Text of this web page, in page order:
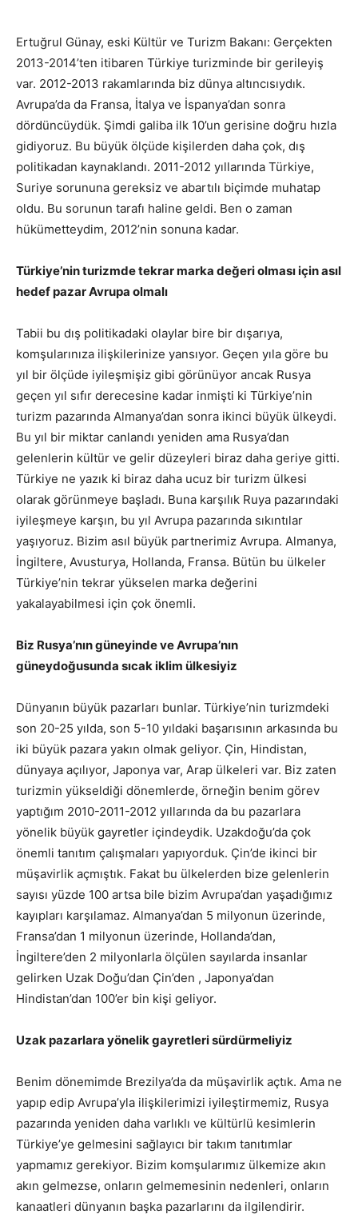
Ertuğrul Günay, eski Kültür ve Turizm Bakanı: Gerçekten
2013-2014’ten itibaren Türkiye turizminde bir gerileyiş
var. 2012-2013 rakamlarında biz dünya altıncısıydık.
Avrupa’da da Fransa, İtalya ve İspanya’dan sonra
dördüncüydük. Şimdi galiba ilk 10’un gerisine doğru hızla
gidiyoruz. Bu büyük ölçüde kişilerden daha çok, dış
politikadan kaynaklandı. 2011-2012 yıllarında Türkiye,
Suriye sorununa gereksiz ve abartılı biçimde muhatap
oldu. Bu sorunun tarafı haline geldi. Ben o zaman
hükümetteydim, 2012’nin sonuna kadar.
Türkiye’nin turizmde tekrar marka değeri olması için asıl
hedef pazar Avrupa olmalı
Tabii bu dış politikadaki olaylar bire bir dışarıya,
komşularınıza ilişkilerinize yansıyor. Geçen yıla göre bu
yıl bir ölçüde iyileşmişiz gibi görünüyor ancak Rusya
geçen yıl sıfır derecesine kadar inmişti ki Türkiye’nin
turizm pazarında Almanya’dan sonra ikinci büyük ülkeydi.
Bu yıl bir miktar canlandı yeniden ama Rusya’dan
gelenlerin kültür ve gelir düzeyleri biraz daha geriye gitti.
Türkiye ne yazık ki biraz daha ucuz bir turizm ülkesi
olarak görünmeye başladı. Buna karşılık Ruya pazarındaki
iyileşmeye karşın, bu yıl Avrupa pazarında sıkıntılar
yaşıyoruz. Bizim asıl büyük partnerimiz Avrupa. Almanya,
İngiltere, Avusturya, Hollanda, Fransa. Bütün bu ülkeler
Türkiye’nin tekrar yükselen marka değerini
yakalayabilmesi için çok önemli.
Biz Rusya’nın güneyinde ve Avrupa’nın
güneydoğusunda sıcak iklim ülkesiyiz
Dünyanın büyük pazarları bunlar. Türkiye’nin turizmdeki
son 20-25 yılda, son 5-10 yıldaki başarısının arkasında bu
iki büyük pazara yakın olmak geliyor. Çin, Hindistan,
dünyaya açılıyor, Japonya var, Arap ülkeleri var. Biz zaten
turizmin yükseldiği dönemlerde, örneğin benim görev
yaptığım 2010-2011-2012 yıllarında da bu pazarlara
yönelik büyük gayretler içindeydik. Uzakdoğu’da çok
önemli tanıtım çalışmaları yapıyorduk. Çin’de ikinci bir
müşavirlik açmıştık. Fakat bu ülkelerden bize gelenlerin
sayısı yüzde 100 artsa bile bizim Avrupa’dan yaşadığımız
kayıpları karşılamaz. Almanya’dan 5 milyonun üzerinde,
Fransa’dan 1 milyonun üzerinde, Hollanda’dan,
İngiltere’den 2 milyonlarla ölçülen sayılarda insanlar
gelirken Uzak Doğu’dan Çin’den , Japonya’dan
Hindistan’dan 100’er bin kişi geliyor.
Uzak pazarlara yönelik gayretleri sürdürmeliyiz
Benim dönemimde Brezilya’da da müşavirlik açtık. Ama ne
yapıp edip Avrupa’yla ilişkilerimizi iyileştirmemiz, Rusya
pazarında yeniden daha varlıklı ve kültürlü kesimlerin
Türkiye’ye gelmesini sağlayıcı bir takım tanıtımlar
yapmamız gerekiyor. Bizim komşularımız ülkemize akın
akın gelmezse, onların gelmemesinin nedenleri, onların
kanaatleri dünyanın başka pazarlarını da ilgilendirir.